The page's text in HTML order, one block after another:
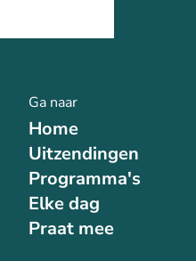
Ga naar
Home
Uitzendingen
Programma's
Elke dag
Praat mee